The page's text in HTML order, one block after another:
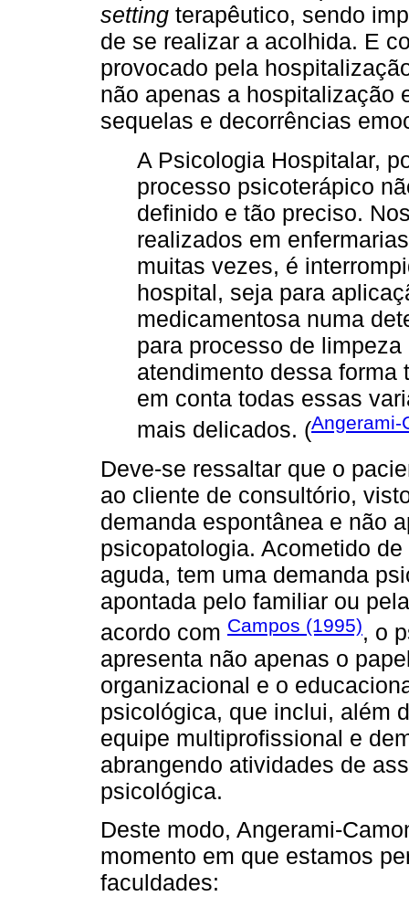
setting terapêutico, sendo
de se realizar a acolhida. E
provocado pela
não apenas a hospitalização
sequelas e decorrências
A Psicologia Hospitalar,
processo psicoterápico
definido e tão preciso.
realizados em
muitas vezes, é
hospital, seja para
medicamentosa numa
para processo de
atendimento dessa forma
em conta todas essas
mais delicados. (Angerami-
Deve-se ressaltar que o
ao cliente de consultório,
demanda espontânea e não
psicopatologia. Acometido
aguda, tem uma demanda
apontada pelo familiar ou
acordo com Campos (1995), o
apresenta não apenas o
organizacional e o
psicológica, que inclui, além
equipe multiprofissional e
abrangendo atividades de
psicológica.
Deste modo, Angerami-
momento em que estamos
faculdades: